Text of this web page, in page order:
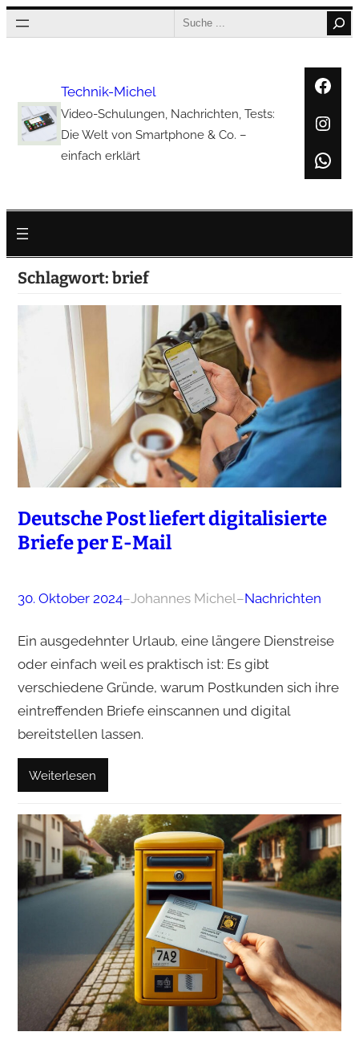
Zum
Inhalt
Search
Technik-Michel
Video-Schulungen, Nachrichten, Tests:
Die Welt von Smartphone & Co. –
einfach erklärt
Schlagwort: brief
Deutsche Post liefert digitalisierte
Briefe per E-Mail
30. Oktober 2024–Johannes Michel–Nachrichten
Ein ausgedehnter Urlaub, eine längere Dienstreise
oder einfach weil es praktisch ist: Es gibt
verschiedene Gründe, warum Postkunden sich ihre
eintreffenden Briefe einscannen und digital
bereitstellen lassen.
Weiterlesen